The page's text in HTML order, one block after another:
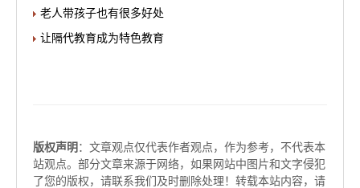
老人带孩子也有很多好处
让隔代教育成为特色教育
版权声明 ：文章观点仅代表作者观点，作为参考，不代表本
站观点。部分文章来源于网络，如果网站中图片和文字侵犯
了您的版权，请联系我们及时删除处理！转载本站内容，请